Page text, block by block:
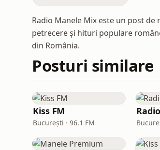
Radio Manele Mix este un post
petrecere și hituri populare
din România.
Posturi similare
Kiss FM
București · 96.1 FM